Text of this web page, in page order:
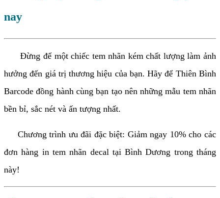
nay
Đừng để một chiếc tem nhãn kém chất lượng làm ảnh
hưởng đến giá trị thương hiệu của bạn. Hãy để Thiên Bình
Barcode đồng hành cùng bạn tạo nên những mẫu tem nhãn
bền bỉ, sắc nét và ấn tượng nhất.
Chương trình ưu đãi đặc biệt: Giảm ngay 10% cho các
đơn hàng in tem nhãn decal tại Bình Dương trong tháng
này!